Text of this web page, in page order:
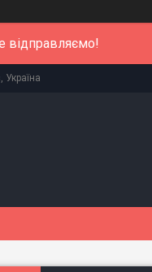
відправляємо!
Україна